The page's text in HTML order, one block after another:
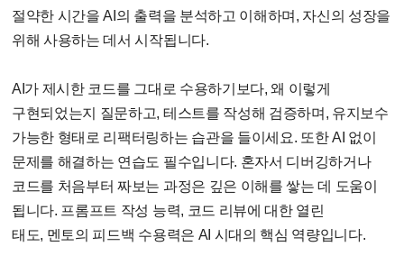
절약한 시간을AI 의 출력을 분석하고 이해하며 , 자신의 성장을
위해 사용하는 데서 시작됩니다.
AI 가 제시한 코드를 그대로 수용하기보다,왜 이렇게
구현되었는지 질문하고, 테스트를 작성해 검증하며 , 유지보수
가능한 형태로 리팩터링하는 습관을 들이세요. 또한AI 없이
문제를 해결하는 연습도 필수입니다. 혼자서 디버깅하거나
코드를 처음부터 짜보는 과정은 깊은 이해를 쌓는 데 도움이
됩니다. 프롬프트 작성 능력, 코드 리뷰에 대한 열린
태도, 멘토의 피드백 수용력은 AI 시대의 핵심 역량입니다.